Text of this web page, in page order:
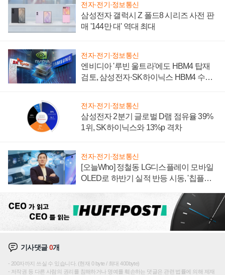
전자·전기·정보통신
삼성전자 갤럭시 Z 폴드8 시리즈 사전 판
매 '144만 대' 역대 최대
전자·전기·정보통신
엔비디아 '루빈 울트라'에도 HBM4 탑재
검토, 삼성전자·SK하이닉스 HBM4 수율
전자·전기·정보통신
삼성전자 2분기 글로벌 D램 점유율 39%
1위, SK하이닉스와 13%p 격차
전자·전기·정보통신
[오늘Who] 정철동 LG디스플레이 모바일
OLED로 하반기 실적 반등 시동, '칩플레
기사댓글0개
200자까지 쓰실 수 있습니다. (현재 0 byte / 최대 400byte)
저작권 등 다른 사람의 권리를 침해하거나 명예를 훼손하는 댓글은 관련 법률에 의해 제재